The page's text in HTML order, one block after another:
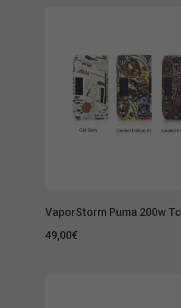
VaporStorm Puma 200w Tc
49,00€